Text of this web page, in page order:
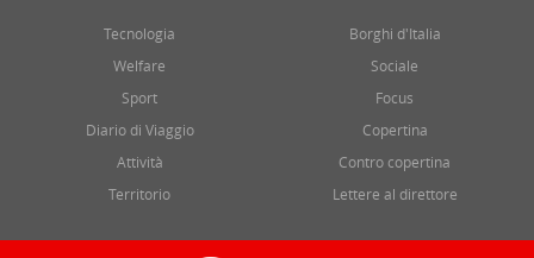
Tecnologia
Welfare
Sport
Diario di Viaggio
Attività
Territorio
Borghi d'Italia
Sociale
Focus
Copertina
Contro copertina
Lettere al direttore